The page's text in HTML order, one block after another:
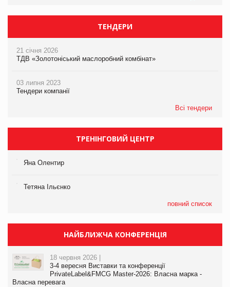
ТЕНДЕРИ
21 січня 2026
ТДВ «Золотоніський маслоробний комбінат»
03 липня 2023
Тендери компанії
Всі тендери
ТРЕНІНГОВИЙ ЦЕНТР
Яна Олентир
Тетяна Ільєнко
повний список
НАЙБЛИЖЧА КОНФЕРЕНЦІЯ
18 червня 2026 |
3-4 вересня Виставки та конференції
PrivateLabel&FMCG Master-2026: Власна марка -
Власна перевага